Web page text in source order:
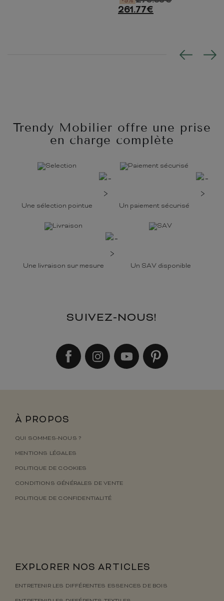
261.77€
Trendy Mobilier offre une prise
en charge complète
Une sélection pointue Un paiement sécurisé
Une livraison sur mesure Un SAV disponible
SUIVEZ-NOUS!
À PROPOS
QUI SOMMES-NOUS ?
MENTIONS LÉGALES
POLITIQUE DE COOKIES
CONDITIONS GÉNÉRALES DE VENTE
POLITIQUE DE CONFIDENTIALITÉ
EXPLORER NOS ARTICLES
ENTRETENIR LES DIFFÉRENTES ESSENCES DE BOIS